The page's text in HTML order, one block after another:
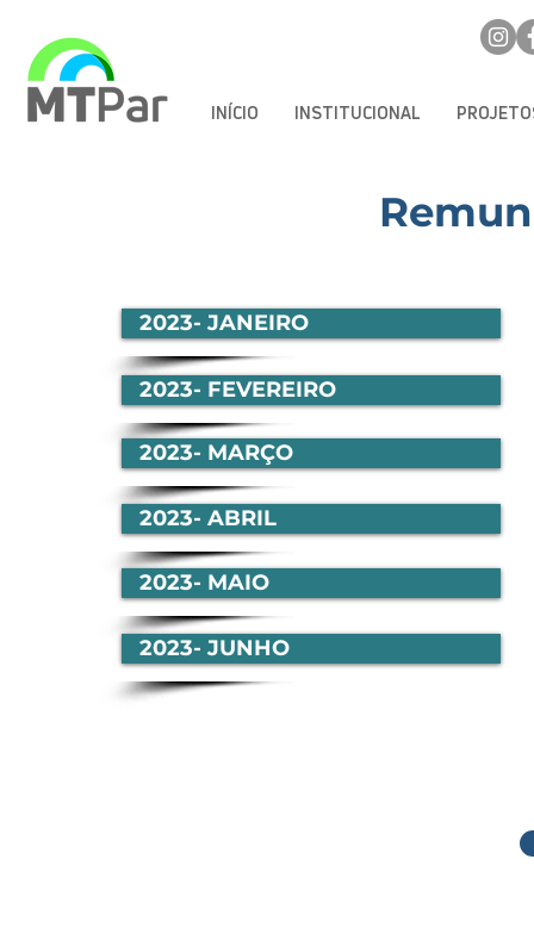
INÍCIO INSTITUCIONAL
2023- JANEIRO
2023- FEVEREIRO
2023- MARÇO
2023- ABRIL
2023- MAIO
2023- JUNHO